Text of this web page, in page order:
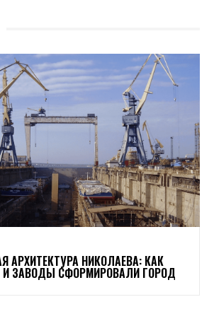
АРХИТЕКТУРА НИКОЛАЕВА: КАК
И ЗАВОДЫ СФОРМИРОВАЛИ ГОРОД